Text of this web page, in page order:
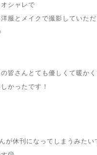
シャレで
服とメイクで撮影していただ
皆さんとても優しくて暖かく
かったです！
が休刊になってしまうみたい